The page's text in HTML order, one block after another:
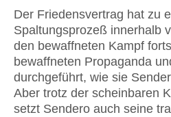
Der Friedensvertrag hat zu
Spaltungsprozeß innerhalb
den bewaffneten Kampf
bewaffneten Propaganda
durchgeführt, wie sie
Aber trotz der scheinbaren
setzt Sendero auch seine